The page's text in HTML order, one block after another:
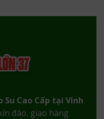
Su Cao Cấp tại Vinh
đáo, giao hàng